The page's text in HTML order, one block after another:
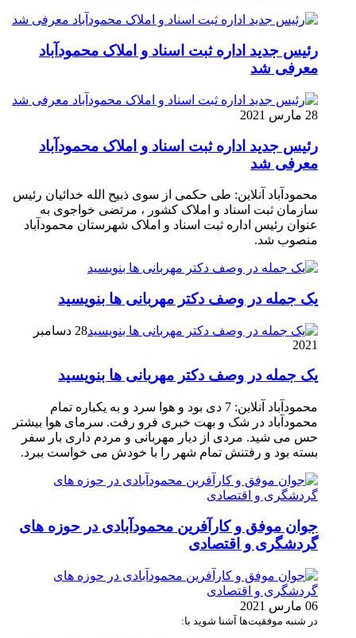
رئیس جدید اداره ثبت اسناد و املاک محمودآباد
معرفی شد
28 مارس 2021
رئیس جدید اداره ثبت اسناد و املاک محمودآباد
معرفی شد
محمودآباد آنلاین: طی حکمی از سوی ذبیح الله خدائیان رئیس
سازمان ثبت اسناد و املاک کشور ، مرتضی خواجوی به
عنوان رئیس اداره ثبت اسناد و املاک شهرستان محمودآباد
منصوب شد.
یک جمله در وصف دکتر مهربانی ها بنویسید
28 دسامبر
2021
یک جمله در وصف دکتر مهربانی ها بنویسید
محمودآباد آنلاین: 7 دی بود و هوا سرد و به یکباره تمام
محمودآباد در شک و بهت خبری فرو رفت. سرمای هوا بیشتر
حس می شید. مردی از دیار مهربانی و مردم داری بار سفر
بسته بود و رفتنش تمام شهر را با خودش می خواست ببرد.
جوان موفق و کارآفرین محمودآبادی در حوزه های
گردشگری و اقتصادی
06 مارس 2021
در شنبه موفقیت‌ها آشنا شوید با: